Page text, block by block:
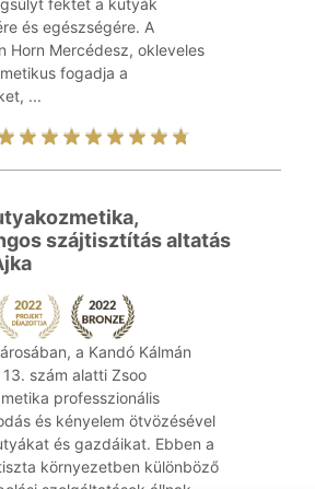
fektet a kutyák
és egészségére. A
Horn Mercédesz, okleveles
fogadja a
...
szájtisztítás altatás
a Kandó Kálmán
szám alatti Zsoo
professzionális
és kényelem ötvözésével
és gazdáikat. Ebben a
környezetben különböző